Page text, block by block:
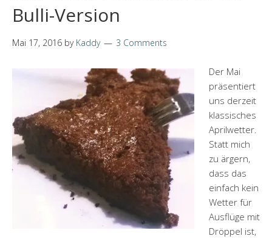
Bulli-Version
Mai 17, 2016 by Kaddy 3 Comments
Der Mai
präsentiert
uns derzeit
klassisches
Aprilwetter.
Statt mich
zu ärgern,
dass das
einfach kein
Wetter für
Ausflüge mit
Dröppel ist,